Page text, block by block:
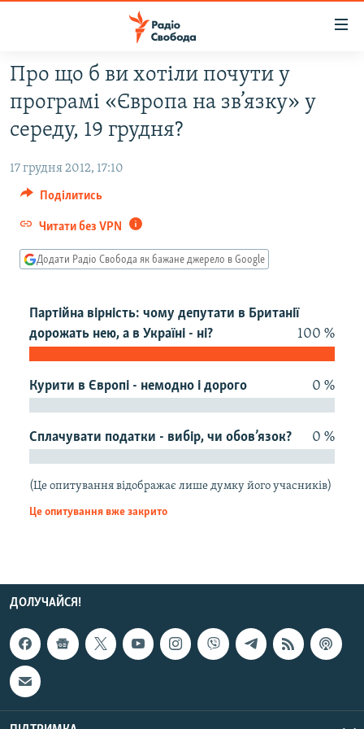
Перейти
до
основного
матеріалу
Перейти
до
основної
навігації
Перейти
пошуку
РАДІО СВОБОДА – 70 РОКІВ
ВСЕ ЗА ДОБУ
СТАТТІ
ПОЛІТИКА
ЕКОНОМІКА
СУСПІЛЬСТВО
КУЛЬТУРА
УКРАЇНА
СВІТ
ВІЙНА
РОСІЙСЬКА «ФІЛЬТРАЦІЯ»
ДОНБАС.РЕАЛІЇ
КРИМ.РЕАЛІЇ
СХЕМИ
ПРИАЗОВ’Я
КИТАЙ.ВИКЛИКИ
МУЛЬТИМЕДІА
ФОТО
СПЕЦПРОЄКТИ
ПОДКАСТИ
ДОЛУЧАЙСЯ!
Про що б ви хотіли почути у
програмі «Європа на зв’язку» у
середу, 19 грудня?
17 грудня 2012, 17:10
Поділитись
Читати без VPN
Додати Радіо Свобода як бажане джерело в Google
Партійна вірність: чому депутати в Британії
дорожать нею, а в Україні - ні?
100 %
Курити в Європі - немодно і дорого 0 %
Сплачувати податки - вибір, чи обов’язок? 0 %
(Це опитування відображає лише думку його учасників)
Це опитування вже закрито
ДОЛУЧАЙСЯ!